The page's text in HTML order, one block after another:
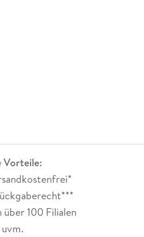
Vorteile:
100 Filialen
uvm.